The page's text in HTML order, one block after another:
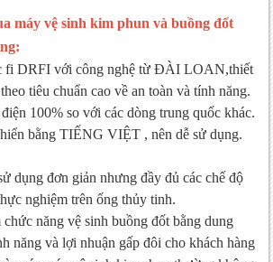
máy vệ sinh kim phun và buồng đốt
fi DRFI với công nghệ từ ĐÀI LOAN,thiết
tiêu chuẩn cao về an toàn và tính năng.
100% so với các dòng trung quốc khác.
bằng TIẾNG VIỆT , nên dễ sử dụng.
dụng đơn giản nhưng đầy đủ các chế độ
nghiệm trên ống thủy tinh.
chức năng vệ sinh buồng đốt bằng dung
năng và lợi nhuận gấp đôi cho khách hàng